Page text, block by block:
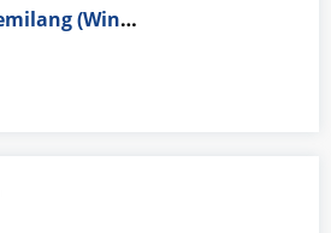
PT Aneka Mitra Gemilang (Wings Group)